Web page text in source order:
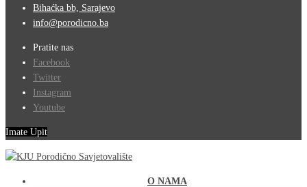
Bihaćka bb, Sarajevo
info@porodicno.ba
Pratite nas
Facebook
Twitter
Instagram
Youtube
Imate Upit
O NAMA